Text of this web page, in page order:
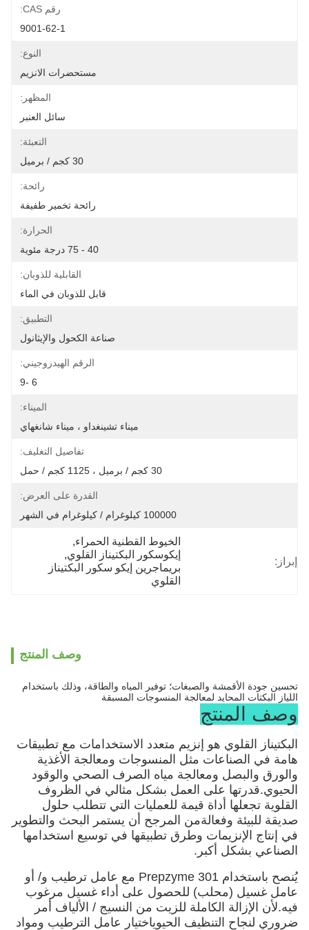
رقم CAS:
9001-62-1
النوع:
مستحضرات الانزيم
المظهر:
سائل العنبر
التعبئة:
30 كجم / برميل
رائحة:
رائحة تخمير طفيفة
الحرارة:
40 - 75 درجة مئوية
القابلية للذوبان:
قابل للذوبان في الماء
التطبيق:
صناعة الكحول والإيثانول
الرقم الهيدروجيني:
6 -9
الميناء:
ميناء تشينغداو ، ميناء شانغهاي
تفاصيل التغليف:
30 كجم / برميل ، 1125 كجم / حمل
القدرة على العرض:
100000 كيلوغرام / كيلوغرام في الشهر
إبراز:
الخيوط القطنية الحمراء,
إيكوسكور البكتيناز القلوي,
القلوي
وصف المنتج
تحسين جودة الأقمشة والصبغات؛ توفير المياه والطاقة، وذلك باستخدام
اللياز البكتات المحايد لمعالجة المنسوجات المسبقة
وصف المنتج
البكتيناز القلوي هو إنزيم متعدد الاستخدامات مع تطبيقات
هامة في الصناعات مثل المنسوجات ومعالجة الأغذية
والورق والبصل ومعالجة مياه الصرف الصحي والوقود
الحيوي.قدرتها على العمل بشكل مثالي في الظروف
القلوية تجعلها أداة قيمة للعمليات التي تتطلب حلول
صديقة للبيئة وفعالةمن المرجح أن يستمر البحث والتطوير
في إنتاج الإنزيمات وطرق تطبيقها في توسيع استخدامها
الصناعي بشكل أكبر.
يُنصح باستخدام Prepzyme 301 مع عامل ترطيب و/ أو
عامل غسيل (محلب) للحصول على أداء غسيل مرغوب
فيه.لأن الإزالة الكاملة للزيت من النسيج / الألياف أمر
ضروري لنجاح التنظيف الحيوياختيار عامل الترطيب ومواد